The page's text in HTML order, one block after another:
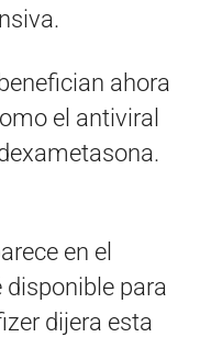
ahora
el antiviral
en el
disponible para
dijera esta